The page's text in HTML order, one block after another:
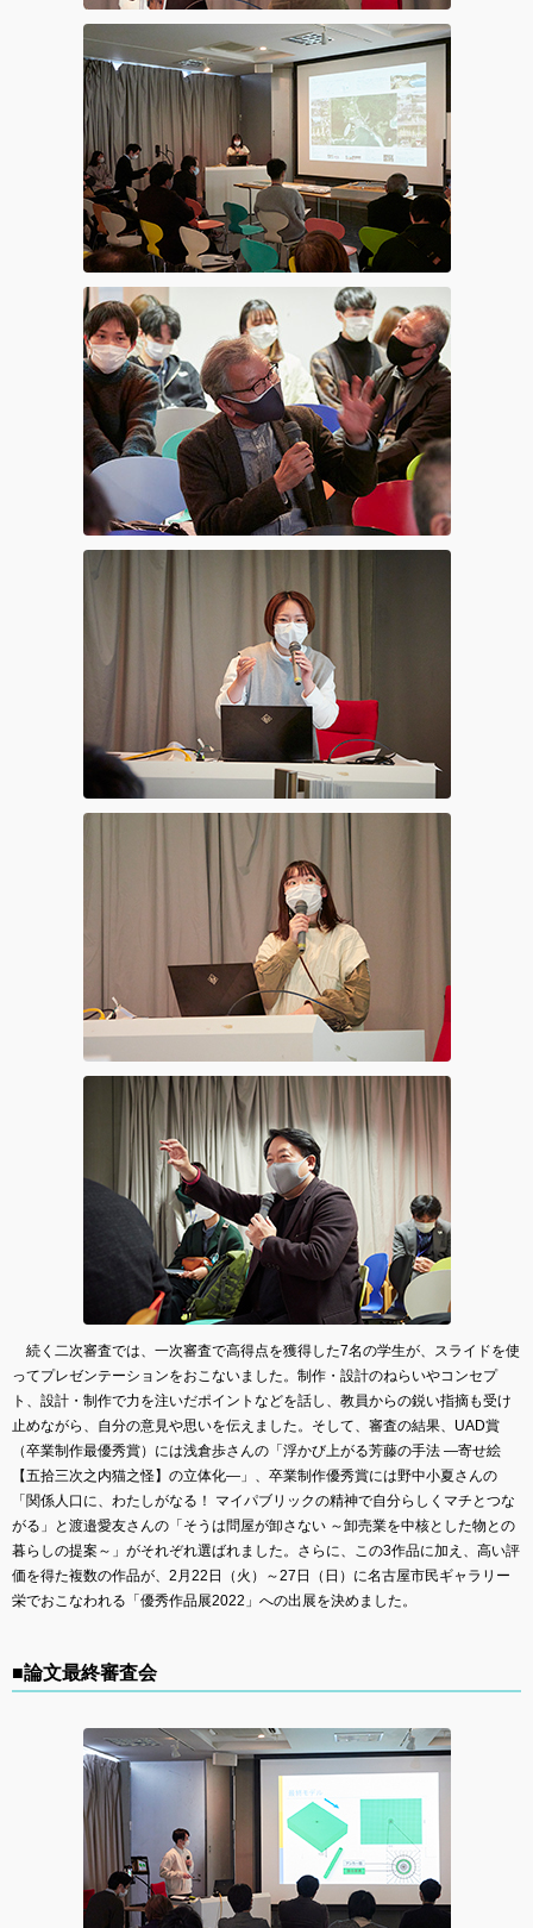
続く二次審査では、一次審査で高得点を獲得した7名の学生が、スライドを使
ってプレゼンテーションをおこないました。制作・設計のねらいやコンセプ
ト、設計・制作で力を注いだポイントなどを話し、教員からの鋭い指摘も受け
止めながら、自分の意見や思いを伝えました。そして、審査の結果、UAD賞
（卒業制作最優秀賞）には浅倉歩さんの「浮かび上がる芳藤の手法 ―寄せ絵
【五拾三次之内猫之怪】の立体化―」、卒業制作優秀賞には野中小夏さんの
「関係人口に、わたしがなる！ マイパブリックの精神で自分らしくマチとつな
がる」と渡邉愛友さんの「そうは問屋が卸さない ～卸売業を中核とした物との
暮らしの提案～」がそれぞれ選ばれました。さらに、この3作品に加え、高い評
価を得た複数の作品が、2月22日（火）～27日（日）に名古屋市民ギャラリー
栄でおこなわれる「優秀作品展2022」への出展を決めました。
■論文最終審査会